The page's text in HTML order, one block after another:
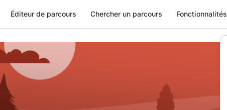
Éditeur de parcours Chercher un parcours Fonctionnalités